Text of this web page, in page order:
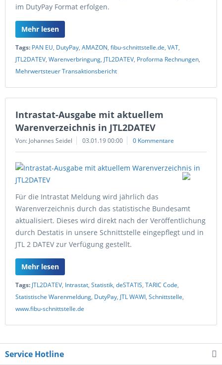
im DutyPay Format erfolgen.
Mehr lesen
Tags: PAN EU, DutyPay, AMAZON, fibu-schnittstelle.de, VAT,
JTL2DATEV, Warenverbringung, JTL2DATEV, Proforma Rechnungen,
Mehrwertsteuer Transaktionsbericht
Intrastat-Ausgabe mit aktuellem
Warenverzeichnis in JTL2DATEV
Von: Johannes Seidel 03.01.19 00:00 0 Kommentare
Für die Intrastat Meldung wird jährlich das
Warenverzeichnis durch das statistische Bundesamt
aktualisiert. Dieses wird direkt nach der Veröffentlichung
durch Destatis in unsere Schnittstelle eingepflegt und in
JTL 2 DATEV zur Verfügung gestellt.
Mehr lesen
Tags: JTL2DATEV, Intrastat, Statistik, deSTATIS, TARIC Code,
Statistische Warenmeldung, DutyPay, JTL WAWI, Schnittstelle,
www.fibu-schnittstelle.de
Service Hotline